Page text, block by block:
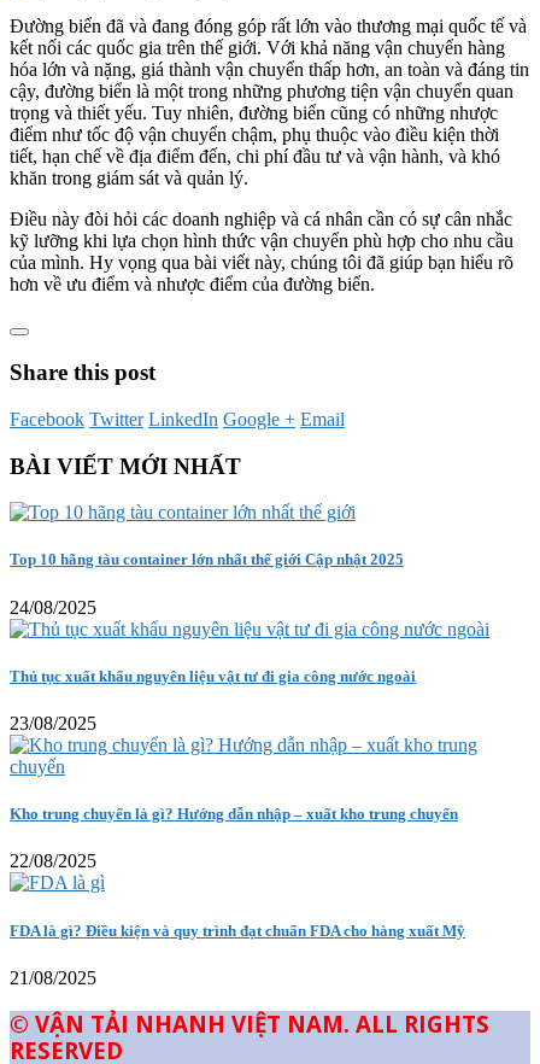
Đường biển đã và đang đóng góp rất lớn vào thương mại quốc tế và
kết nối các quốc gia trên thế giới. Với khả năng vận chuyển hàng
hóa lớn và nặng, giá thành vận chuyển thấp hơn, an toàn và đáng tin
cậy, đường biển là một trong những phương tiện vận chuyển quan
trọng và thiết yếu. Tuy nhiên, đường biển cũng có những nhược
điểm như tốc độ vận chuyển chậm, phụ thuộc vào điều kiện thời
tiết, hạn chế về địa điểm đến, chi phí đầu tư và vận hành, và khó
khăn trong giám sát và quản lý.
Điều này đòi hỏi các doanh nghiệp và cá nhân cần có sự cân nhắc
kỹ lưỡng khi lựa chọn hình thức vận chuyển phù hợp cho nhu cầu
của mình. Hy vọng qua bài viết này, chúng tôi đã giúp bạn hiểu rõ
hơn về ưu điểm và nhược điểm của đường biển.
Share this post
Facebook Twitter LinkedIn Google + Email
BÀI VIẾT MỚI NHẤT
Top 10 hãng tàu container lớn nhất thế giới Cập nhật 2025
24/08/2025
Thủ tục xuất khẩu nguyên liệu vật tư đi gia công nước ngoài
23/08/2025
Kho trung chuyển là gì? Hướng dẫn nhập – xuất kho trung chuyển
22/08/2025
FDA là gì? Điều kiện và quy trình đạt chuẩn FDA cho hàng xuất Mỹ
21/08/2025
© VẬN TẢI NHANH VIỆT NAM. ALL RIGHTS
RESERVED